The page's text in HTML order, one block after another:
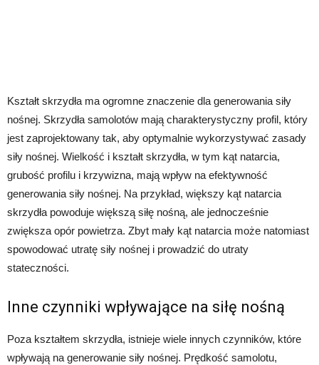
Kształt skrzydła ma ogromne znaczenie dla generowania siły
nośnej. Skrzydła samolotów mają charakterystyczny profil, który
jest zaprojektowany tak, aby optymalnie wykorzystywać zasady
siły nośnej. Wielkość i kształt skrzydła, w tym kąt natarcia,
grubość profilu i krzywizna, mają wpływ na efektywność
generowania siły nośnej. Na przykład, większy kąt natarcia
skrzydła powoduje większą siłę nośną, ale jednocześnie
zwiększa opór powietrza. Zbyt mały kąt natarcia może natomiast
spowodować utratę siły nośnej i prowadzić do utraty
stateczności.
Inne czynniki wpływające na siłę nośną
Poza kształtem skrzydła, istnieje wiele innych czynników, które
wpływają na generowanie siły nośnej. Prędkość samolotu,